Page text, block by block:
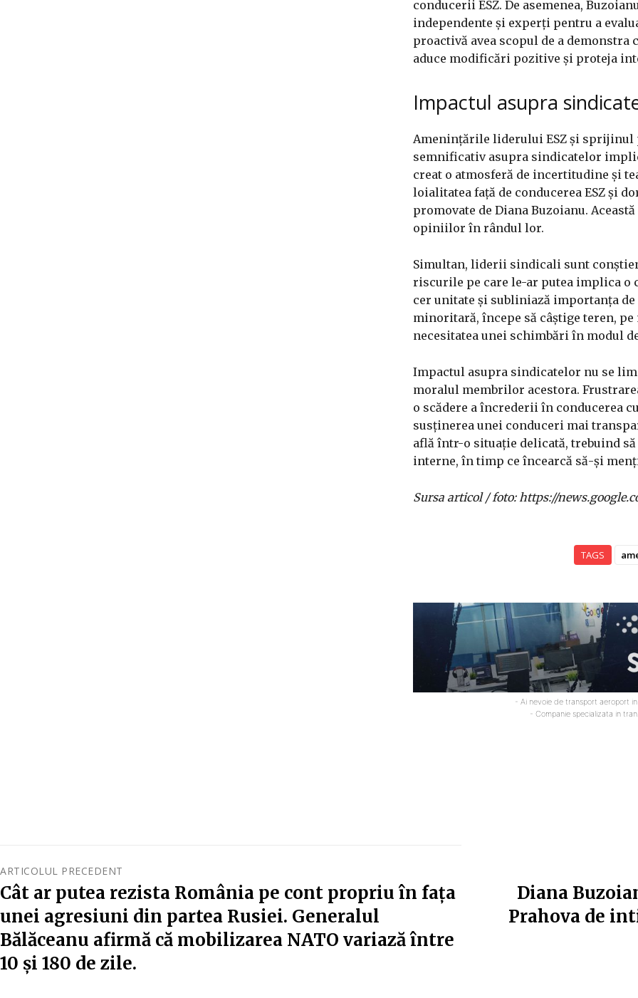
conducerii ESZ. De asemenea,
independente și experți pentru a
proactivă avea scopul de a demonstra
aduce modificări pozitive și proteja
Impactul asupra
Amenințările liderului ESZ și sprijinul
semnificativ asupra sindicatelor
creat o atmosferă de incertitudine și
loialitatea față de conducerea ESZ și
promovate de Diana Buzoianu.
opiniilor în rândul lor.
Simultan, liderii sindicali sunt
riscurile pe care le-ar putea implica o
cer unitate și subliniază importanța
minoritară, începe să câștige teren,
necesitatea unei schimbări în modul
Impactul asupra sindicatelor nu se
moralul membrilor acestora.
o scădere a încrederii în conducerea
susținerea unei conduceri mai
află într-o situație delicată, trebuind
interne, în timp ce încearcă să-și
Sursa articol / foto: https://
TAGS
- Ai nevoie de transport aeroport
- Companie specializata in
ARTICOLUL PRECEDENT
Cât ar putea rezista România pe cont propriu în fața
unei agresiuni din partea Rusiei. Generalul
Bălăceanu afirmă că mobilizarea NATO variază între
10 și 180 de zile.
Diana
Prahova de